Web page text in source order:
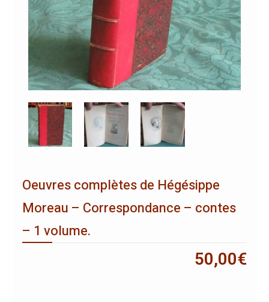
Oeuvres complètes de Hégésippe
Moreau – Correspondance – contes
– 1 volume.
50,00€